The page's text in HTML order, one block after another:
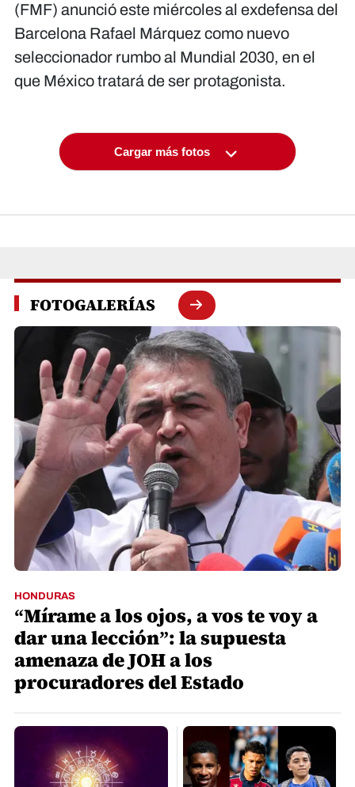
(FMF) anunció este miércoles al exdefensa del
Barcelona Rafael Márquez como nuevo
seleccionador rumbo al Mundial 2030, en el
que México tratará de ser protagonista.
Cargar más fotos
FOTOGALERÍAS
HONDURAS
“Mírame a los ojos, a vos te voy a
dar una lección”: la supuesta
amenaza de JOH a los
procuradores del Estado